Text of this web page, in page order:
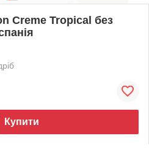
Creme Tropical без
Купити